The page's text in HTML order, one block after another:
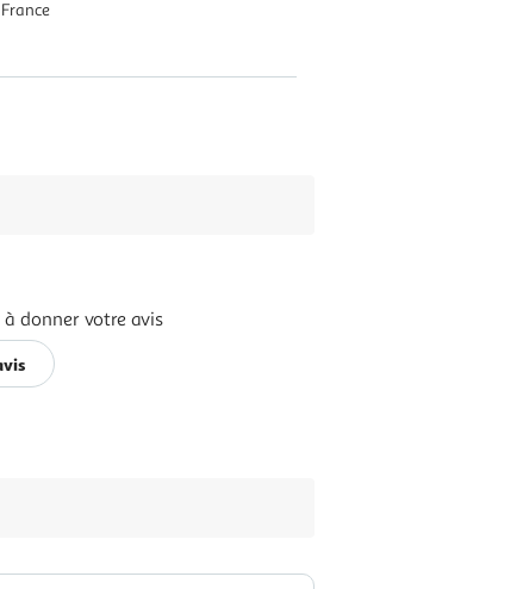
donner votre avis